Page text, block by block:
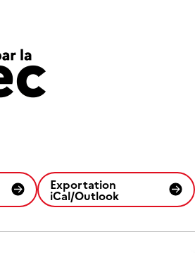
Exportation
iCal/Outlook